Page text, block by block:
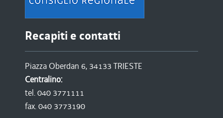
Recapiti e contatti
Piazza Oberdan 6, 34133 TRIESTE
Centralino:
tel. 040 3771111
fax. 040 3773190